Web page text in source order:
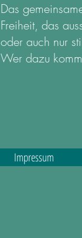
Das
Freiheit, das
oder auch nur
Wer dazu
Impressum